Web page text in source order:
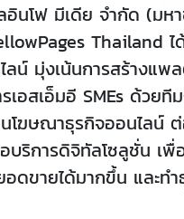
อินโฟ มีเดีย จำกัด (มห
Thailand ไ
ลน์ มุ่งเน้นการสร้างแ
เอสเอ็มอี SMEs ด้วยที
โฆษณาธุรกิจออนไลน์
บริการดิจิทัลโซลูชั่น เพื่
ดขายได้มากขึ้น และทำ